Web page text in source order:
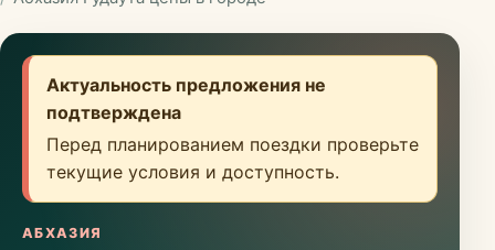
Актуальность предложения не
подтверждена
Перед планированием поездки проверьте
текущие условия и доступность.
АБХАЗИЯ